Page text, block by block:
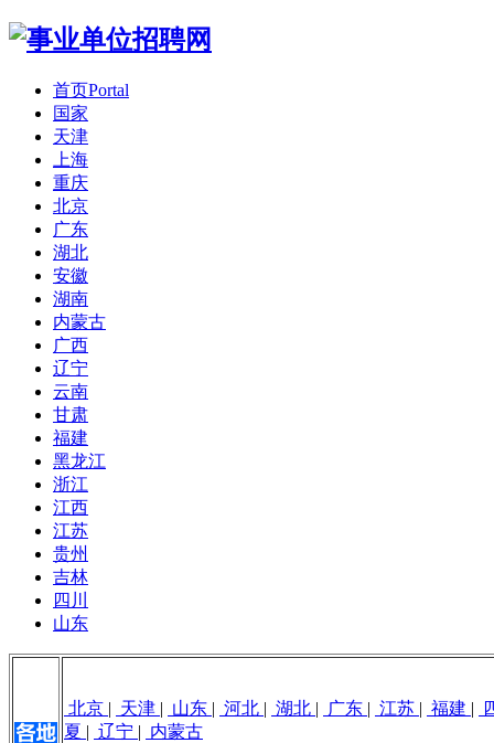
首页Portal
国家
天津
上海
重庆
北京
广东
湖北
安徽
湖南
内蒙古
广西
辽宁
云南
甘肃
福建
黑龙江
浙江
江西
江苏
贵州
吉林
四川
山东
北京 | 天津 | 山东 | 河北 | 湖北 | 广东 | 江苏 | 福建 |
夏 | 辽宁 | 内蒙古